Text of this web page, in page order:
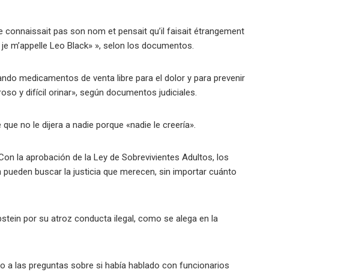
connaissait pas son nom et pensait qu’il faisait étrangement
m’appelle Leo Black» », selon los documentos.
medicamentos de venta libre para el dolor y para prevenir
y difícil orinar», según documentos judiciales.
no le dijera a nadie porque «nadie le creería».
la aprobación de la Ley de Sobrevivientes Adultos, los
buscar la justicia que merecen, sin importar cuánto
por su atroz conducta ilegal, como se alega en la
a las preguntas sobre si había hablado con funcionarios